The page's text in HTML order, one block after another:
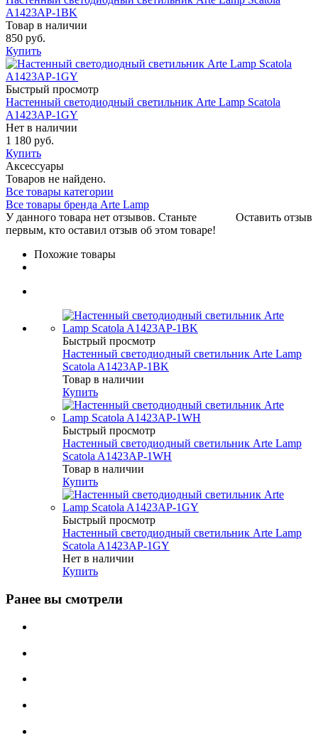
A1423AP-1BK
Товар в наличии
850 руб.
Купить
Быстрый просмотр
Настенный светодиодный светильник Arte Lamp Scatola
A1423AP-1GY
Нет в наличии
1 180 руб.
Купить
Аксессуары
Товаров не найдено.
Все товары категории
Все товары бренда Arte Lamp
Оставить отзыв
У данного товара нет отзывов. Станьте
первым, кто оставил отзыв об этом товаре!
Похожие товары
Быстрый просмотр
Настенный светодиодный светильник Arte Lamp
Scatola A1423AP-1BK
Товар в наличии
Купить
Быстрый просмотр
Настенный светодиодный светильник Arte Lamp
Scatola A1423AP-1WH
Товар в наличии
Купить
Быстрый просмотр
Настенный светодиодный светильник Arte Lamp
Scatola A1423AP-1GY
Нет в наличии
Купить
Ранее вы смотрели